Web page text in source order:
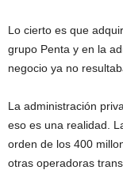
Lo cierto es que
grupo Penta y en la
negocio ya no
La administración
eso es una realidad.
orden de los 400
otras operadoras